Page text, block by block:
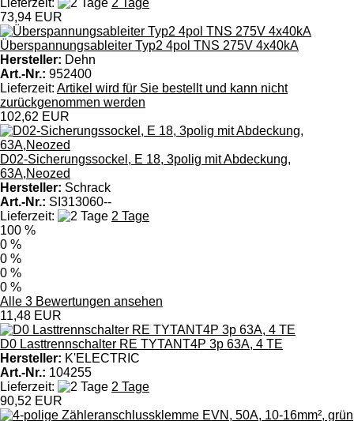
73,94 EUR
Überspannungsableiter Typ2 4pol TNS 275V 4x40kA
Hersteller: Dehn
Art.-Nr.: 952400
Lieferzeit: Artikel wird für Sie bestellt und kann nicht
zurückgenommen werden
102,62 EUR
D02-Sicherungssockel, E 18, 3polig mit Abdeckung,
63A,Neozed
Hersteller: Schrack
Art.-Nr.: SI313060--
Lieferzeit:
2 Tage
100 %
0 %
0 %
0 %
0 %
Alle 3 Bewertungen ansehen
11,48 EUR
D0 Lasttrennschalter RE TYTANT4P 3p 63A, 4 TE
Hersteller: K'ELECTRIC
Art.-Nr.: 104255
Lieferzeit:
2 Tage
90,52 EUR